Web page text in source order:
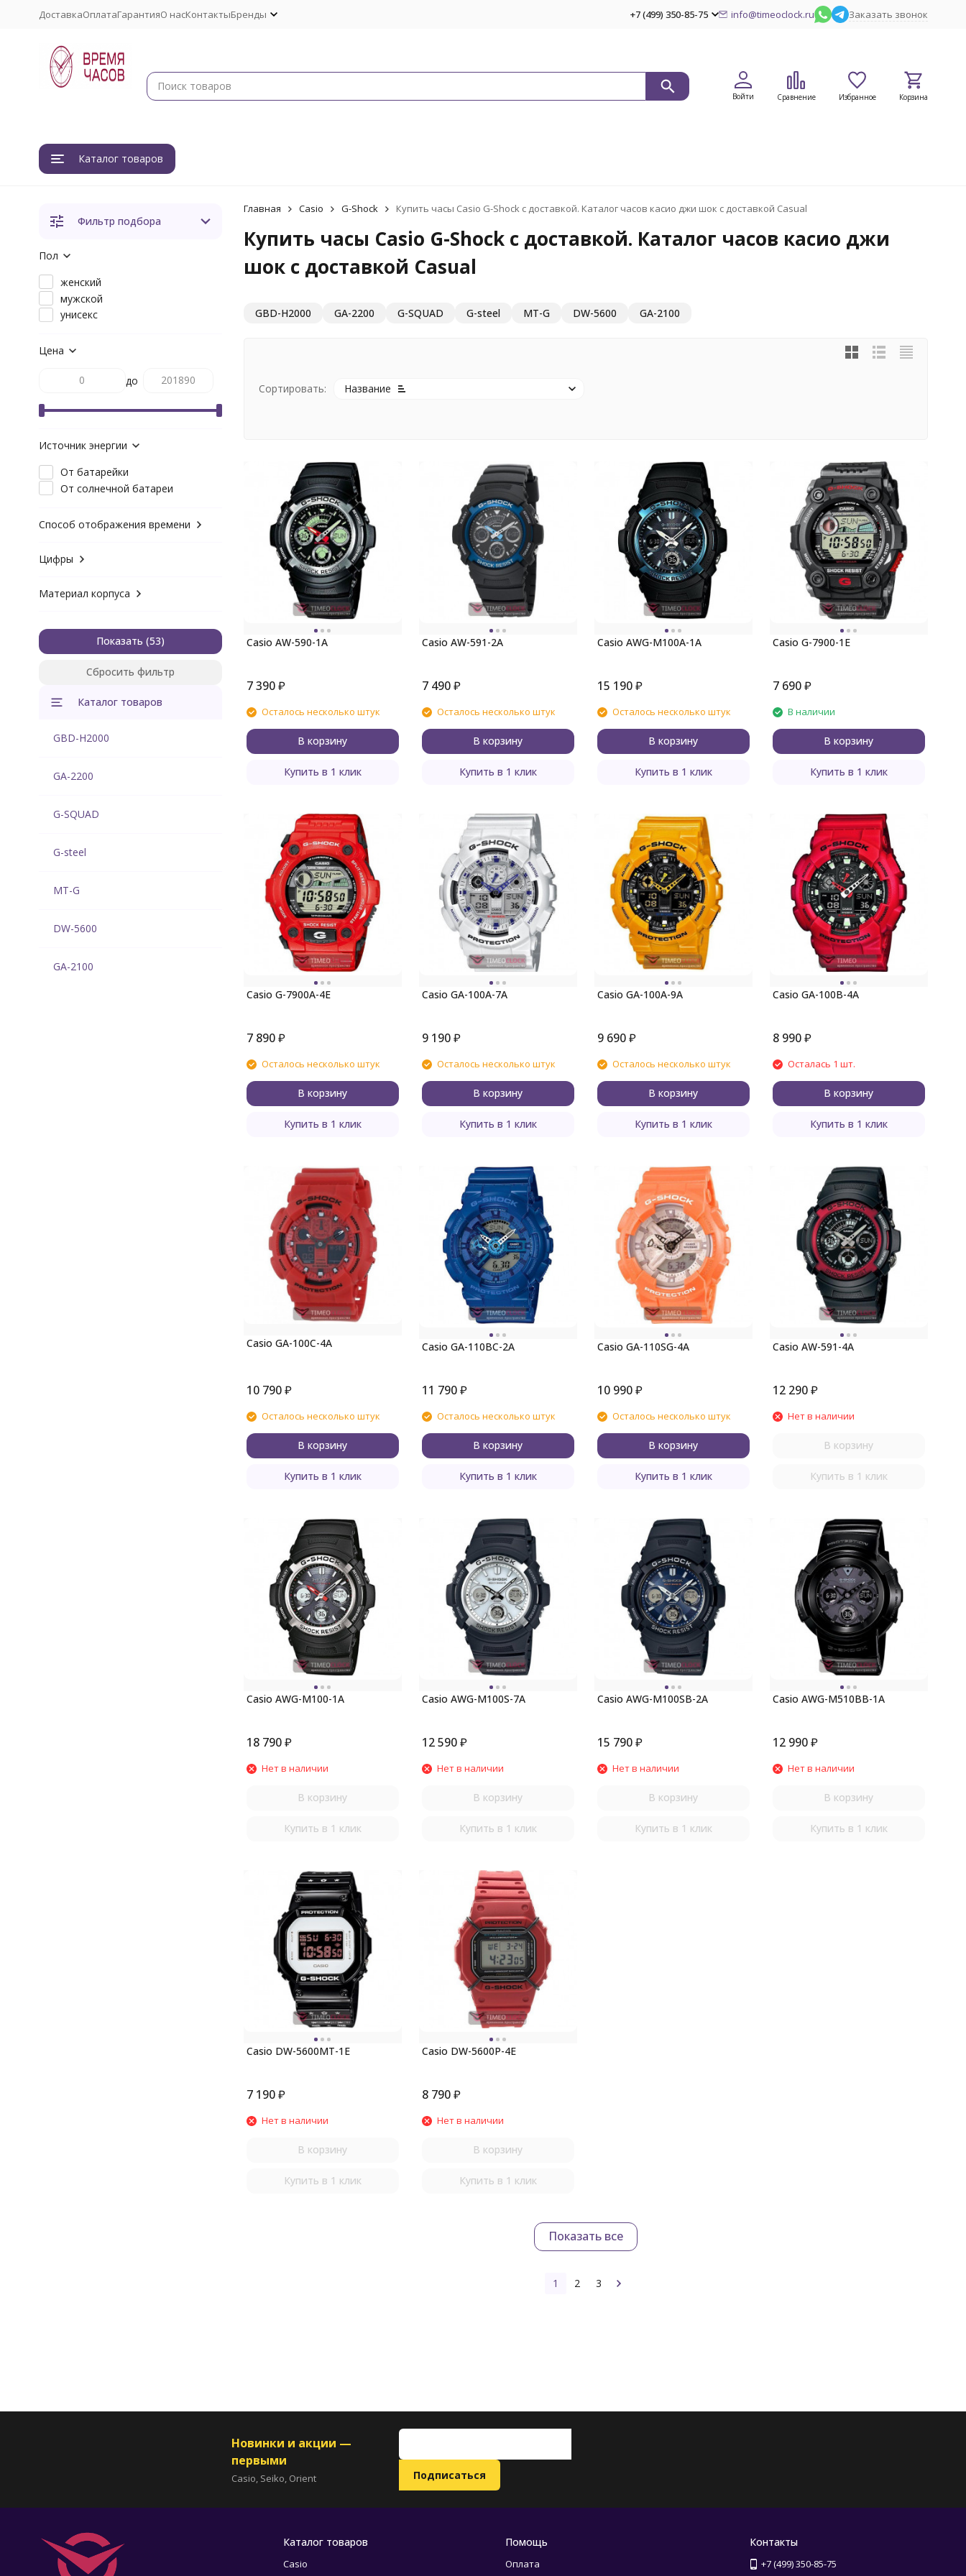
ДоставкаОплатаГарантияО насКонтактыБренды +7 (499) 350-85-75 info@timeoclock.ru Заказать звонок
Войти Сравнение Избранное Корзина
Каталог товаров
Главная Casio G-Shock Купить часы Casio G-Shock с доставкой. Каталог часов касио джи шок с доставкой Casual
Купить часы Casio G-Shock с доставкой. Каталог часов касио джи
шок с доставкой Casual
GBD-H2000 GA-2200 G-SQUAD G-steel MT-G DW-5600 GA-2100
Сортировать: Название
Casio AW-590-1A
7 390 ₽
Осталось несколько штук
В корзину
Купить в 1 клик
Casio AW-591-2A
7 490 ₽
Осталось несколько штук
В корзину
Купить в 1 клик
Casio AWG-M100A-1A
15 190 ₽
Осталось несколько штук
В корзину
Купить в 1 клик
Casio G-7900-1E
7 690 ₽
В наличии
В корзину
Купить в 1 клик
Casio G-7900A-4E
7 890 ₽
Осталось несколько штук
В корзину
Купить в 1 клик
Casio GA-100A-7A
9 190 ₽
Осталось несколько штук
В корзину
Купить в 1 клик
Casio GA-100A-9A
9 690 ₽
Осталось несколько штук
В корзину
Купить в 1 клик
Casio GA-100B-4A
8 990 ₽
Осталась 1 шт.
В корзину
Купить в 1 клик
Casio GA-100C-4A
10 790 ₽
Осталось несколько штук
В корзину
Купить в 1 клик
Casio GA-110BC-2A
11 790 ₽
Осталось несколько штук
В корзину
Купить в 1 клик
Casio GA-110SG-4A
10 990 ₽
Осталось несколько штук
В корзину
Купить в 1 клик
Casio AW-591-4A
12 290 ₽
Нет в наличии
В корзину
Купить в 1 клик
Casio AWG-M100-1A
18 790 ₽
Нет в наличии
В корзину
Купить в 1 клик
Casio AWG-M100S-7A
12 590 ₽
Нет в наличии
В корзину
Купить в 1 клик
Casio AWG-M100SB-2A
15 790 ₽
Нет в наличии
В корзину
Купить в 1 клик
Casio AWG-M510BB-1A
12 990 ₽
Нет в наличии
В корзину
Купить в 1 клик
Casio DW-5600MT-1E
7 190 ₽
Нет в наличии
В корзину
Купить в 1 клик
Casio DW-5600P-4E
8 790 ₽
Нет в наличии
В корзину
Купить в 1 клик
Показать все
1 2 3
Фильтр подбора
Пол
женский
мужской
унисекс
Цена
до
Источник энергии
От батарейки
От солнечной батареи
Способ отображения времени
Цифры
Материал корпуса
Показать
Сбросить фильтр
Каталог товаров
GBD-H2000
GA-2200
G-SQUAD
G-steel
MT-G
DW-5600
GA-2100
Новинки и акции —
первыми
Casio, Seiko, Orient
Каталог товаров
Casio
Помощь
Оплата
Контакты
+7 (499) 350-85-75